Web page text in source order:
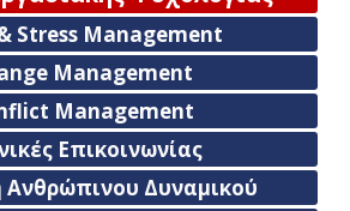
Stress Management
Management
Management
Επικοινωνίας
Ανθρώπινου Δυναμικού